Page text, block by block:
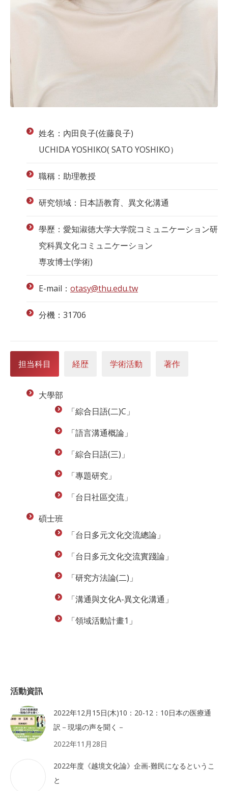
姓名：內田良子(佐藤良子)
UCHIDA YOSHIKO( SATO YOSHIKO）
職稱：助理教授
研究領域：日本語教育、異文化溝通
學歷：愛知淑徳大学大学院コミュニケーション研
究科異文化コミュニケーション
専攻博士(学術)
E-mail： otasy@thu.edu.tw
分機：31706
担当科目 経歴 学術活動 著作
大學部
「綜合日語(二)C」
「語言溝通概論」
「綜合日語(三)」
「專題研究」
「台日社區交流」
碩士班
「台日多元文化交流總論」
「台日多元文化交流實踐論」
「研究方法論(二)」
「溝通與文化A-異文化溝通」
「領域活動計畫1」
活動資訊
2022年12月15日(木)10：20-12：10日本の医療通
訳－現場の声を聞く－
2022年11月28日
2022年度《越境文化論》企画-難民になるというこ
と